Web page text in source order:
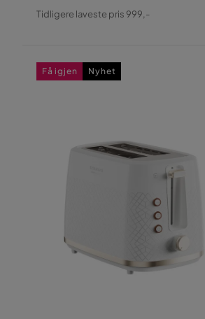
Pris
Original
Tidligere laveste pris 999,-
Få igjen Nyhet